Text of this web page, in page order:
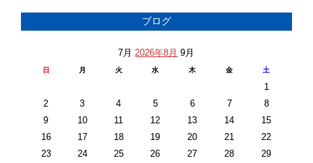
ブログ
7月 2026年8月 9月
日 月 火 水 木 金 土
1
2
3 4 5 6 7
8
9
10 11 12 13 14
15
16
17 18 19 20 21
22
23
24 25 26 27 28 29